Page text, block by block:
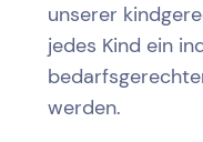
unserer
jedes Kind ein
werden.